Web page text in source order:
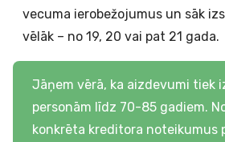
vecuma ierobežojumus un sāk
vēlāk – no 19, 20 vai pat 21 gada.
Jāņem vērā, ka aizdevumi tiek
personām līdz 70-85 gadiem.
konkrēta kreditora noteikumus